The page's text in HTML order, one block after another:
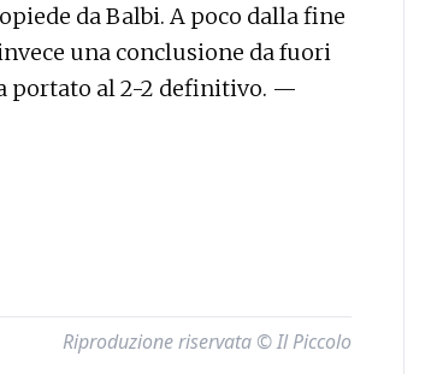
da Balbi. A poco dalla fine
una conclusione da fuori
portato al 2-2 definitivo. —
Riproduzione riservata © Il Piccolo